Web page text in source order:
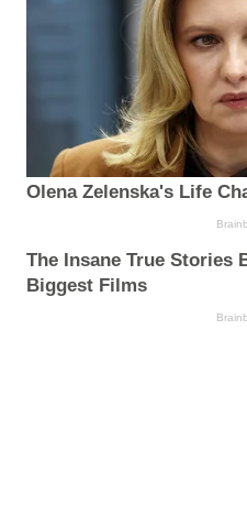
Olena Zelenska's Life
The Insane True Stories
Biggest Films